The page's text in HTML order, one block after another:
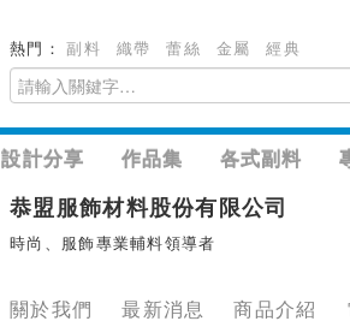
熱門：副料 織帶 蕾絲 金屬 經典
設計分享 作品集 各式副料
恭盟服飾材料股份有限公司
時尚、服飾專業輔料領導者
關於我們 最新消息 商品介紹